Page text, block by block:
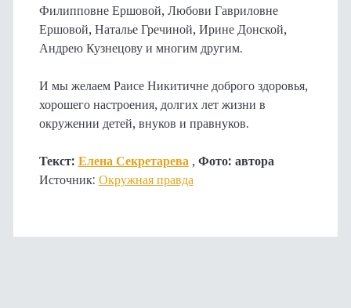
Филипповне Ершовой, Любови Гавриловне
Ершовой, Наталье Гречиной, Ирине Донской,
Андрею Кузнецову и многим другим.
И мы желаем Раисе Никитичне доброго здоровья,
хорошего настроения, долгих лет жизни в
окружении детей, внуков и правнуков.
Текст: Елена Секретарева , Фото: автора
Источник: Окружная правда